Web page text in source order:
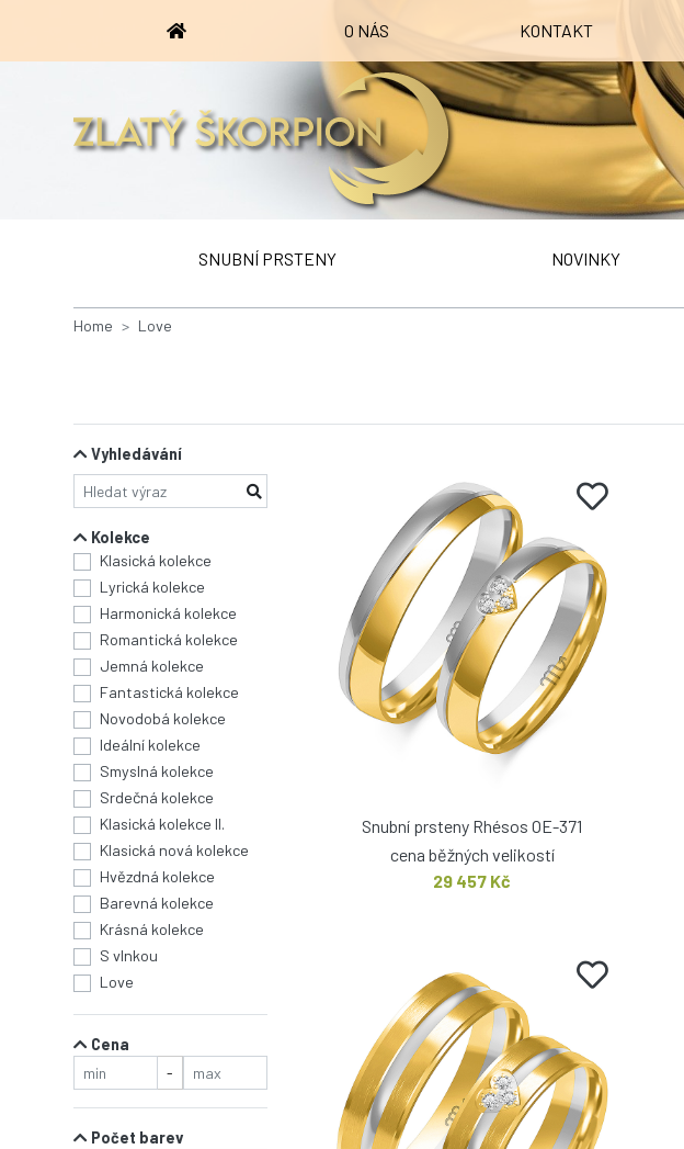
O NÁS KONTAKT
SNUBNÍ PRSTENY NOVINKY
Home Love
Vyhledávání
Kolekce
Klasická kolekce
Lyrická kolekce
Harmonická kolekce
Romantická kolekce
Jemná kolekce
Fantastická kolekce
Novodobá kolekce
Ideální kolekce
Smyslná kolekce
Srdečná kolekce
Klasická kolekce II.
Klasická nová kolekce
Hvězdná kolekce
Barevná kolekce
Krásná kolekce
S vlnkou
Love
Cena
-
Počet barev
Snubní prsteny Rhésos OE-371
cena běžných velikostí
29 457 Kč